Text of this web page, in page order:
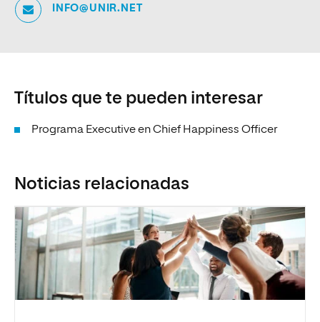
INFO@UNIR.NET
Títulos que te pueden interesar
Programa Executive en Chief Happiness Officer
Noticias relacionadas